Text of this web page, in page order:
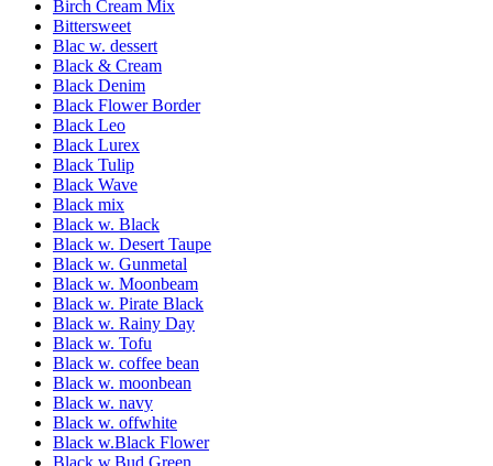
Birch Cream Mix
Bittersweet
Blac w. dessert
Black & Cream
Black Denim
Black Flower Border
Black Leo
Black Lurex
Black Tulip
Black Wave
Black mix
Black w. Black
Black w. Desert Taupe
Black w. Gunmetal
Black w. Moonbeam
Black w. Pirate Black
Black w. Rainy Day
Black w. Tofu
Black w. coffee bean
Black w. moonbean
Black w. navy
Black w. offwhite
Black w.Black Flower
Black w.Bud Green